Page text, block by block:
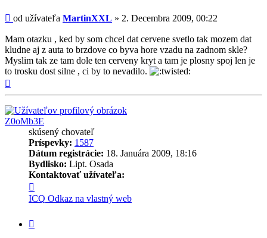
Príspevok
od užívateľa MartinXXL » 2. Decembra 2009, 00:22
Mam otazku , ked by som chcel dat cervene svetlo tak mozem dat
kludne aj z auta to brzdove co byva hore vzadu na zadnom skle?
Myslim tak ze tam dole ten cerveny kryt a tam je plosny spoj len je
to trosku dost silne , ci by to nevadilo.
Z0oMb3E
skúsený chovateľ
Príspevky: 1587
Dátum registrácie: 18. Januára 2009, 18:16
Bydlisko: Lipt. Osada
Kontaktovať užívateľa:
informácie
užívateľa
Z0oMb3E
ICQ Odkaz na vlastný web